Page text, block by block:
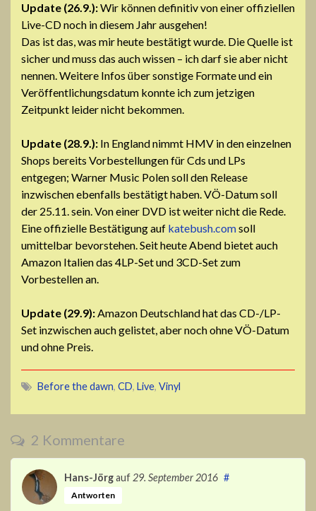
Update (26.9.):Wir können definitiv von einer offiziellen
Live-CD noch in diesem Jahr ausgehen!
Das ist das, was mir heute bestätigt wurde. Die Quelle ist
sicher und muss das auch wissen – ich darf sie aber nicht
nennen. Weitere Infos über sonstige Formate und ein
Veröffentlichungsdatum konnte ich zum jetzigen
Zeitpunkt leider nicht bekommen.
Update (28.9.): In England nimmt HMV in den einzelnen
Shops bereits Vorbestellungen für Cds und LPs
entgegen; Warner Music Polen soll den Release
inzwischen ebenfalls bestätigt haben. VÖ-Datum soll
der 25.11. sein. Von einer DVD ist weiter nicht die Rede.
Eine offizielle Bestätigung auf katebush.comsoll
umittelbar bevorstehen. Seit heute Abend bietet auch
Amazon Italien das 4LP-Set und 3CD-Set zum
Vorbestellen an.
Update (29.9):Amazon Deutschland hat das CD-/LP-
Set inzwischen auch gelistet, aber noch ohne VÖ-Datum
und ohne Preis.
Before the dawn, CD, Live, Vinyl
2 Kommentare
Hans-Jörgauf 29. September 2016 #
Antworten